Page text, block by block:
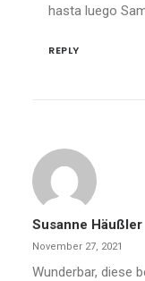
hasta luego
REPLY
Susanne Häußler
November 27, 2021
Wunderbar, diese